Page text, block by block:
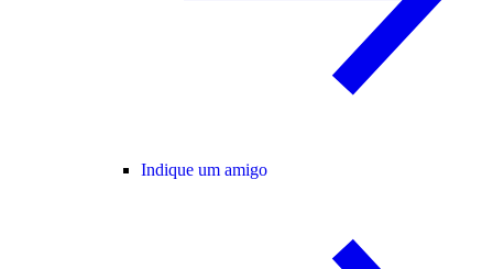
Indique um amigo